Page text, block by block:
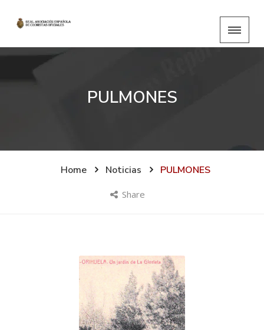
PULMONES
Home Noticias PULMONES
Share